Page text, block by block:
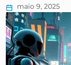
maio 9, 2025